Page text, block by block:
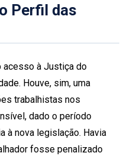
Perfil das
acesso à Justiça do
Houve, sim, uma
trabalhistas nos
dado o período
à nova legislação. Havia
fosse penalizado